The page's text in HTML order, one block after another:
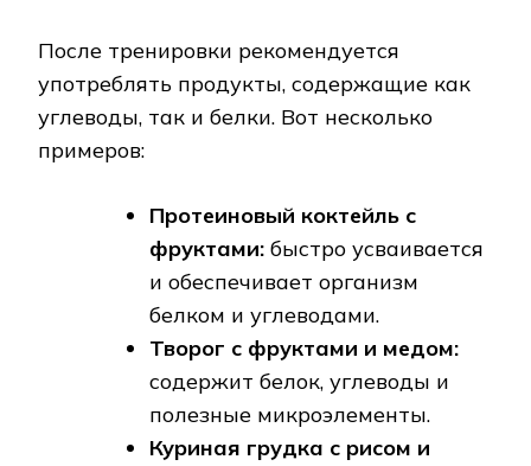
После тренировки рекомендуется
употреблять продукты, содержащие как
углеводы, так и белки. Вот несколько
примеров:
Протеиновый коктейль с
фруктами: быстро усваивается
и обеспечивает организм
белком и углеводами.
Творог с фруктами и медом:
содержит белок, углеводы и
полезные микроэлементы.
Куриная грудка с рисом и